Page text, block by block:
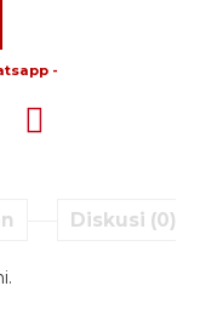
-
Diskusi (0)